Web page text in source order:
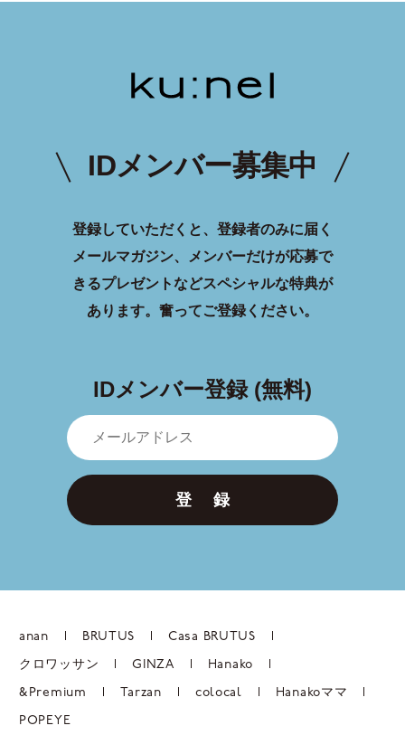
IDメンバー募集中
登録していただくと、登録者のみに届く
メールマガジン、メンバーだけが応募で
きるプレゼントなどスペシャルな特典が
あります。 奮ってご登録ください。
IDメンバー登録 (無料)
登 録
anan BRUTUS Casa BRUTUS
クロワッサン GINZA Hanako
&Premium Tarzan colocal Hanakoママ
POPEYE